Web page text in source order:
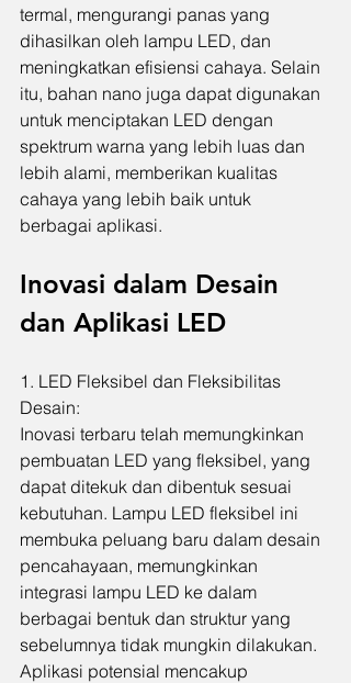
termal, mengurangi panas yang
dihasilkan oleh lampu LED, dan
meningkatkan efisiensi cahaya. Selain
itu, bahan nano juga dapat digunakan
untuk menciptakan LED dengan
spektrum warna yang lebih luas dan
lebih alami, memberikan kualitas
cahaya yang lebih baik untuk
berbagai aplikasi.
Inovasi dalam Desain
dan Aplikasi LED
1. LED Fleksibel dan Fleksibilitas
Desain:
Inovasi terbaru telah memungkinkan
pembuatan LED yang fleksibel, yang
dapat ditekuk dan dibentuk sesuai
kebutuhan. Lampu LED fleksibel ini
membuka peluang baru dalam desain
pencahayaan, memungkinkan
integrasi lampu LED ke dalam
berbagai bentuk dan struktur yang
sebelumnya tidak mungkin dilakukan.
Aplikasi potensial mencakup